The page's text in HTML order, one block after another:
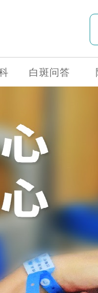
白斑问答